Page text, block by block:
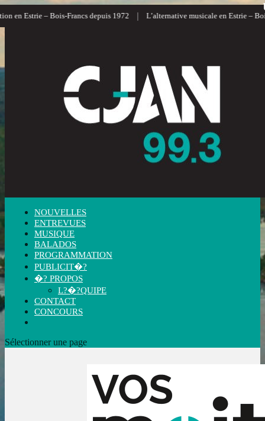
en Estrie – Bois-Francs depuis 1972 L’alternative musicale en Estrie –
NOUVELLES
ENTREVUES
MUSIQUE
BALADOS
PROGRAMMATION
PUBLICIT�?
�? PROPOS
L?�?QUIPE
CONTACT
CONCOURS
Sélectionner une page